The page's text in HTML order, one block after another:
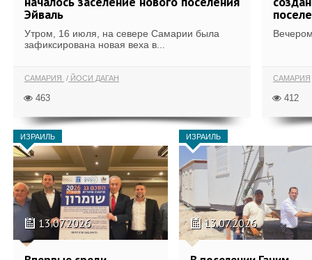
Эйваль
Утром, 16 июля, на севере Самарии была
зафиксирована новая веха в...
САМАРИЯ ЙОСИ ДАГАН
463
САМАРИЯ
412
ИЗРАИЛЬ
13.07.2026
ИЗРАИЛЬ
13.07.2026